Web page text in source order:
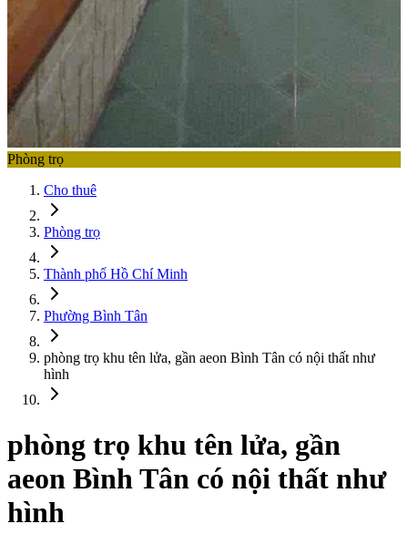
Phòng trọ
Cho thuê
Phòng trọ
Thành phố Hồ Chí Minh
Phường Bình Tân
phòng trọ khu tên lửa, gần aeon Bình Tân có nội thất như
hình
phòng trọ khu tên lửa, gần
aeon Bình Tân có nội thất như
hình